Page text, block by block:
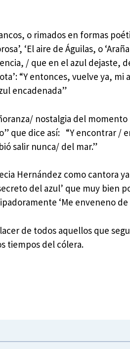
o rimados en formas
‘El aire de Águilas, o
/ que en el azul dejaste,
“Y entonces, vuelve ya,
encadenada”
nostalgia del
que dice así: “Y encontrar /
salir nunca/ del mar.”
Hernández como cantora
del azul’ que muy
‘Me enveneno de
de todos aquellos que
tiempos del cólera.